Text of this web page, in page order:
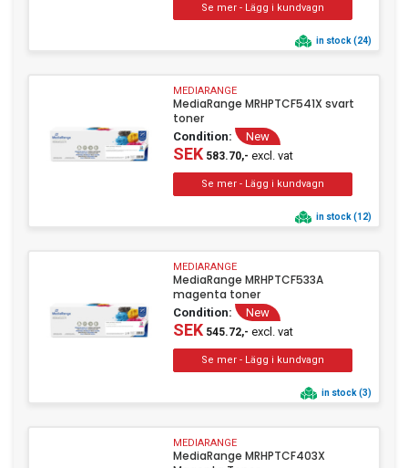
in stock (24)
MEDIARANGE
MediaRange MRHPTCF541X svart
toner
Condition: New
SEK583.70,- excl. vat
in stock (12)
MEDIARANGE
MediaRange MRHPTCF533A
magenta toner
Condition: New
SEK545.72,- excl. vat
in stock (3)
MEDIARANGE
MediaRange MRHPTCF403X